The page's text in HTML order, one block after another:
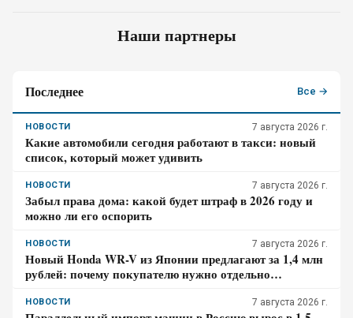
Наши партнеры
Последнее Все →
НОВОСТИ 7 августа 2026 г.
Какие автомобили сегодня работают в такси: новый
список, который может удивить
НОВОСТИ 7 августа 2026 г.
Забыл права дома: какой будет штраф в 2026 году и
можно ли его оспорить
НОВОСТИ 7 августа 2026 г.
Новый Honda WR-V из Японии предлагают за 1,4 млн
рублей: почему покупателю нужно отдельно
НОВОСТИ 7 августа 2026 г.